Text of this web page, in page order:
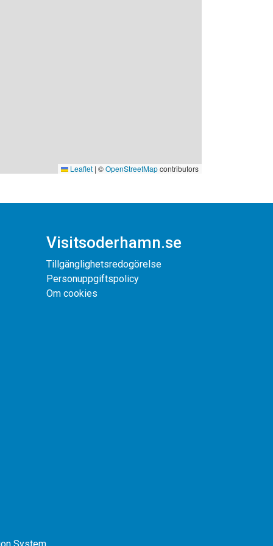
Leaflet | ©OpenStreetMapcontributors
Visitsoderhamn.se
Tillgänglighetsredogörelse
Personuppgiftspolicy
Om cookies
System